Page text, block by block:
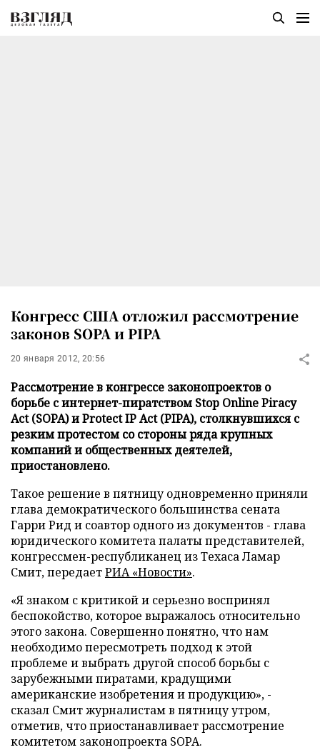
Конгресс США отложил рассмотрение
законов SOPA и PIPA
20 января 2012, 20:56
Рассмотрение в конгрессе законопроектов о
борьбе с интернет-пиратством Stop Online Piracy
Act (SOPA) и Protect IP Act (PIPA), столкнувшихся с
резким протестом со стороны ряда крупных
компаний и общественных деятелей,
приостановлено.
Такое решение в пятницу одновременно приняли
глава демократического большинства сената
Гарри Рид и соавтор одного из документов - глава
юридического комитета палаты представителей,
конгрессмен-республиканец из Техаса Ламар
Смит, передаетРИА «Новости».
«Я знаком с критикой и серьезно воспринял
беспокойство, которое выражалось относительно
этого закона. Совершенно понятно, что нам
необходимо пересмотреть подход к этой
проблеме и выбрать другой способ борьбы с
зарубежными пиратами, крадущими
американские изобретения и продукцию», -
сказал Смит журналистам в пятницу утром,
отметив, что приостанавливает рассмотрение
комитетом законопроекта SOPA.